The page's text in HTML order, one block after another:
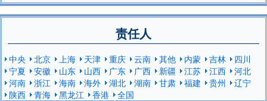
责任人
中央 北京 上海 天津 重庆 云南 其他 内蒙 吉林
四川
宁夏
安徽 山东 山西 广东 广西 新疆 江苏 江西
河北
河南
浙江 海南 海外 湖北 湖南 甘肃 福建 贵州
辽宁
陕西
青海 黑龙江 香港 全国